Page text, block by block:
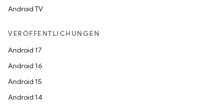
Android TV
VERÖFFENTLICHUNGEN
Android 17
Android 16
Android 15
Android 14